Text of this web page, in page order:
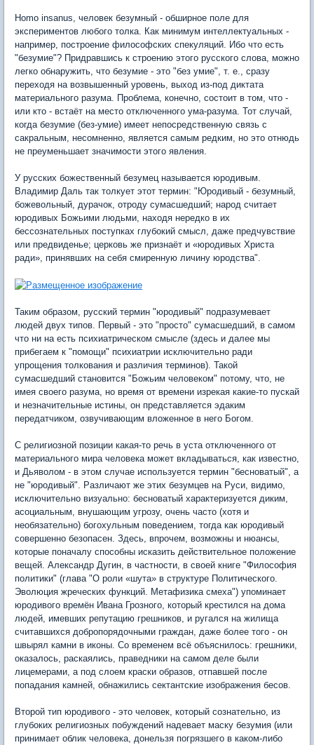
Homo insanus, человек безумный - обширное поле для
экспериментов любого толка. Как минимум интеллектуальных -
например, построение философских спекуляций. Ибо что есть
"безумие"? Придравшись к строению этого русского слова, можно
легко обнаружить, что безумие - это "без умие", т. е., сразу
переходя на возвышенный уровень, выход из-под диктата
материального разума. Проблема, конечно, состоит в том, что -
или кто - встаёт на место отключенного ума-разума. Тот случай,
когда безумие (без-умие) имеет непосредственную связь с
сакральным, несомненно, является самым редким, но это отнюдь
не преуменьшает значимости этого явления.
У русских божественный безумец называется юродивым.
Владимир Даль так толкует этот термин: "Юродивый - безумный,
божевольный, дурачок, отроду сумасшедший; народ считает
юродивых Божьими людьми, находя нередко в их
бессознательных поступках глубокий смысл, даже предчувствие
или предвиденье; церковь же признаёт и «юродивых Христа
ради», принявших на себя смиренную личину юродства".
Таким образом, русский термин "юродивый" подразумевает
людей двух типов. Первый - это "просто" сумасшедший, в самом
что ни на есть психиатрическом смысле (здесь и далее мы
прибегаем к "помощи" психиатрии исключительно ради
упрощения толкования и различия терминов). Такой
сумасшедший становится "Божьим человеком" потому, что, не
имея своего разума, но время от времени изрекая какие-то пускай
и незначительные истины, он представляется эдаким
передатчиком, озвучивающим вложенное в него Богом.
С религиозной позиции какая-то речь в уста отключенного от
материального мира человека может вкладываться, как известно,
и Дьяволом - в этом случае используется термин "бесноватый", а
не "юродивый". Различают же этих безумцев на Руси, видимо,
исключительно визуально: бесноватый характеризуется диким,
асоциальным, внушающим угрозу, очень часто (хотя и
необязательно) богохульным поведением, тогда как юродивый
совершенно безопасен. Здесь, впрочем, возможны и нюансы,
которые поначалу способны исказить действительное положение
вещей. Александр Дугин, в частности, в своей книге "Философия
политики" (глава "О роли «шута» в структуре Политического.
Эволюция жреческих функций. Метафизика смеха") упоминает
юродивого времён Ивана Грозного, который крестился на дома
людей, имевших репутацию грешников, и ругался на жилища
считавшихся добропорядочными граждан, даже более того - он
швырял камни в иконы. Со временем всё объяснилось: грешники,
оказалось, раскаялись, праведники на самом деле были
лицемерами, а под слоем краски образов, отпавшей после
попадания камней, обнажились сектантские изображения бесов.
Второй тип юродивого - это человек, который сознательно, из
глубоких религиозных побуждений надевает маску безумия (или
принимает облик человека, донельзя погрязшего в каком-либо